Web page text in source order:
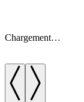
Chargement…